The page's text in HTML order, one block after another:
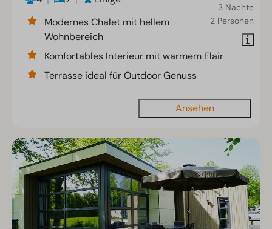
3 Nächte
2 Personen
Modernes Chalet mit hellem
Wohnbereich
Komfortables Interieur mit warmem Flair
Terrasse ideal für Outdoor Genuss
Ansehen